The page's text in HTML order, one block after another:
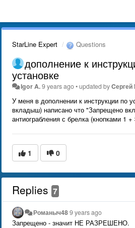
StarLine Expert Questions
дополнение к
установке
Igor A.9 years ago•updated by
У меня в дополнении к инструкции по
вкладыш) написано что "Запрещено
антиограбления с брелка (кнопками 1
1 0
Replies 7
Романыч489 years ago
Запрещено - значит НЕ РАЗРЕШЕНО.